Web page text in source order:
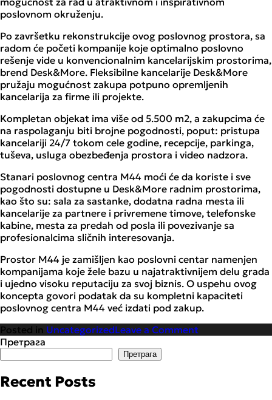
poslovnom okruženju.
Po završetku rekonstrukcije ovog poslovnog prostora, sa
radom će početi kompanije koje optimalno poslovno
rešenje vide u konvencionalnim kancelarijskim prostorima,
brend Desk&More. Fleksibilne kancelarije Desk&More
pružaju mogućnost zakupa potpuno opremljenih
kancelarija za firme ili projekte.
Kompletan objekat ima više od 5.500 m2, a zakupcima će
na raspolaganju biti brojne pogodnosti, poput: pristupa
kancelariji 24/7 tokom cele godine, recepcije, parkinga,
tuševa, usluga obezbeđenja prostora i video nadzora.
Stanari poslovnog centra M44 moći će da koriste i sve
pogodnosti dostupne u Desk&More radnim prostorima,
kao što su: sala za sastanke, dodatna radna mesta ili
kancelarije za partnere i privremene timove, telefonske
kabine, mesta za predah od posla ili povezivanje sa
profesionalcima sličnih interesovanja.
Prostor M44 je zamišljen kao poslovni centar namenjen
kompanijama koje žele bazu u najatraktivnijem delu grada
i ujedno visoku reputaciju za svoj biznis. O uspehu ovog
koncepta govori podatak da su kompletni kapaciteti
poslovnog centra M44 već izdati pod zakup.
Posted in UncategorizedLeave a Comment
Претрага
Претрага
Recent Posts